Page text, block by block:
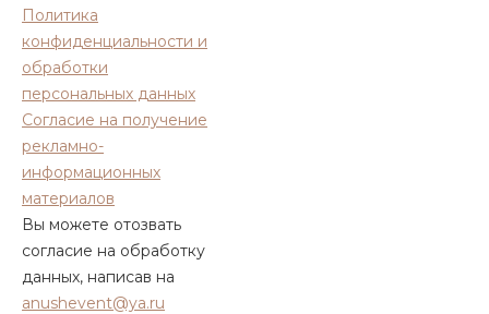
Политика
конфиденциальности и
обработки
персональных данных
Согласие на получение
рекламно-
информационных
материалов
Вы можете отозвать
согласие на обработку
данных, написав на
anushevent@ya.ru